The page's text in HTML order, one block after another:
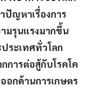
ปัญหาเรื่องการ
มรุนแรงมากขึ้น
ระเทศทั่วโลก
การต่อสู้กับโรคโค
อกด้านการเกษตร